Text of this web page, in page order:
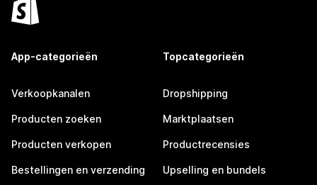
App-categorieën
Verkoopkanalen
Producten zoeken
Producten verkopen
Bestellingen en verzending
Topcategorieën
Dropshipping
Marktplaatsen
Productrecensies
Upselling en bundels